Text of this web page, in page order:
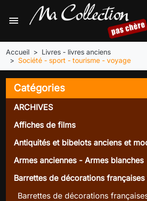
menu
Accueil
Livres - livres anciens
Société - sport - tourisme - voyage
Catégories
ARCHIVES
Affiches de films
Antiquités et bibelots anciens et
Armes anciennes - Armes blanches
Barrettes de décorations
Barrettes de décorations